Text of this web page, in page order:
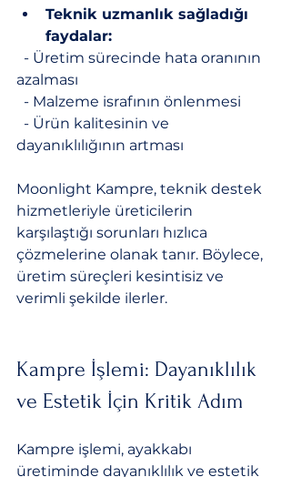
Teknik uzmanlık sağladığı
faydalar:
azalması
  - Malzeme israfının önlenmesi
dayanıklılığının artması
Moonlight Kampre, teknik destek
hizmetleriyle üreticilerin
karşılaştığı sorunları hızlıca
çözmelerine olanak tanır. Böylece,
üretim süreçleri kesintisiz ve
verimli şekilde ilerler.
Kampre İşlemi: Dayanıklılık
ve Estetik İçin Kritik Adım
Kampre işlemi, ayakkabı
üretiminde dayanıklılık ve estetik